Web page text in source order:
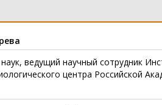
ведущий научный сотрудник
центра Российской